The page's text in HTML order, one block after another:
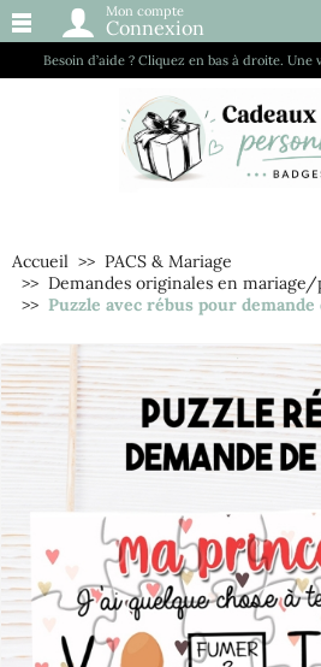
Besoin d’aide ? Cliquez en bas à droite.
Mon compte
Connexion
Accueil
PACS & Mariage
Demandes originales en mariage/
Puzzle avec rébus pour demande